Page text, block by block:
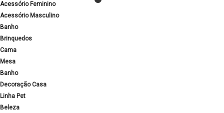
Acessório Feminino
Acessório Masculino
Banho
Brinquedos
Cama
Mesa
Banho
Decoração Casa
Linha Pet
Beleza